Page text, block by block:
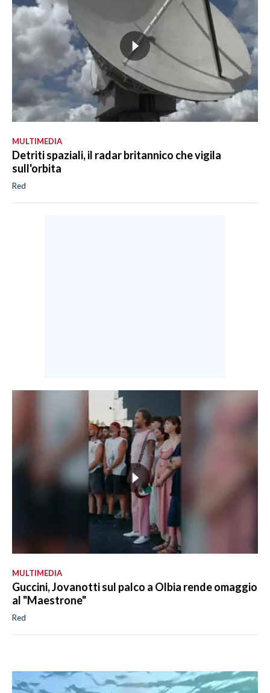
MULTIMEDIA
Detriti spaziali, il radar britannico che vigila
sull'orbita
Red
MULTIMEDIA
Guccini, Jovanotti sul palco a Olbia rende omaggio
al "Maestrone"
Red